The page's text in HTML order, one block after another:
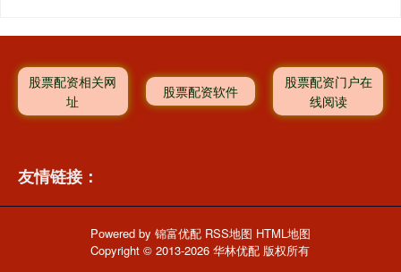
股票配资相关网
址
股票配资软件
股票配资门户在
线阅读
友情链接：
Powered by 锦富优配 RSS地图 HTML地图
Copyright© 2013-2026 华林优配 版权所有